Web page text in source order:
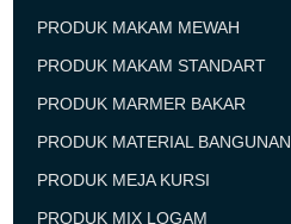
PRODUK MAKAM MEWAH
PRODUK MAKAM STANDART
PRODUK MARMER BAKAR
PRODUK MATERIAL BANGUNAN
PRODUK MEJA KURSI
PRODUK MIX LOGAM